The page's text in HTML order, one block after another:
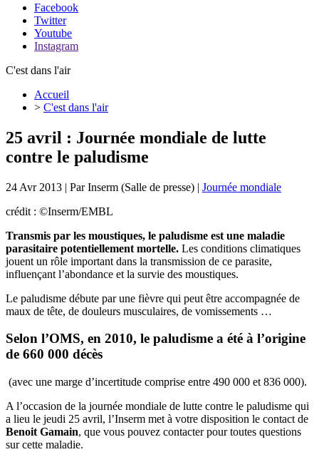
Facebook
Twitter
Youtube
Instagram
C'est dans l'air
Accueil
> C'est dans l'air
25 avril : Journée mondiale de lutte
contre le paludisme
24 Avr 2013 | ParInserm (Salle de presse) | Journée mondiale
crédit : ©Inserm/EMBL
Transmis par les moustiques, le paludisme est une maladie
parasitaire potentiellement mortelle. Les conditions climatiques
jouent un rôle important dans la transmission de ce parasite,
influençant l’abondance et la survie des moustiques.
Le paludisme débute par une fièvre qui peut être accompagnée de
maux de tête, de douleurs musculaires, de vomissements …
Selon l’OMS, en 2010, le paludisme a été à l’origine
de 660 000 décès
(avec une marge d’incertitude comprise entre 490 000 et 836 000).
A l’occasion de la journée mondiale de lutte contre le paludisme qui
a lieu le jeudi 25 avril, l’Inserm met à votre disposition le contact de
Benoit Gamain, que vous pouvez contacter pour toutes questions
sur cette maladie.